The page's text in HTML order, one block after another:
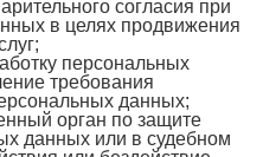
согласия при
в целях продвижения
персональных
требования
данных;
орган по защите
данных или в судебном